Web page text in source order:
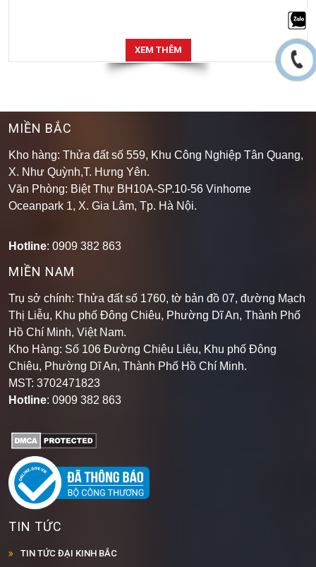
XEM THÊM
MIỀN BẮC
Kho hàng: Thửa đất số 559, Khu Công Nghiệp Tân Quang,
X. Như Quỳnh,T. Hưng Yên.
Văn Phòng: Biệt Thự BH10A-SP.10-56 Vinhome
Oceanpark 1, X. Gia Lâm, Tp. Hà Nội.
Hotline: 0909 382 863
MIỀN NAM
Trụ sở chính: Thửa đất số 1760, tờ bản đồ 07, đường Mạch
Thị Liễu, Khu phố Đông Chiêu, Phường Dĩ An, Thành Phố
Hồ Chí Minh, Việt Nam.
Kho Hàng: Số 106 Đường Chiêu Liêu, Khu phố Đông
Chiêu, Phường Dĩ An, Thành Phố Hồ Chí Minh.
MST: 3702471823
Hotline: 0909 382 863
TIN TỨC
TIN TỨC ĐẠI KINH BẮC